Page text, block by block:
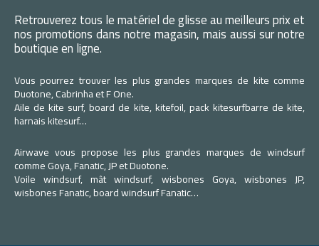
Retrouverez tous le matériel de glisse au meilleurs prix et
nos promotions dans notre magasin, mais aussi sur notre
boutique en ligne.
Vous pourrez trouver les plus grandes marques de kite comme
Duotone, Cabrinha et F One.
Aile de kite surf, board de kite, kitefoil, pack kitesurfbarre de kite,
harnais kitesurf…
Airwave vous propose les plus grandes marques de windsurf
comme Goya, Fanatic, JP et Duotone.
Voile windsurf, mât windsurf, wisbones Goya, wisbones JP,
wisbones Fanatic, board windsurf Fanatic…